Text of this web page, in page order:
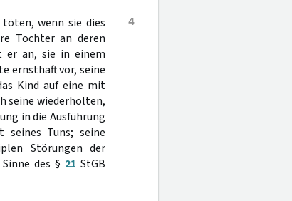
4
töten, wenn sie dies
Tochter an deren
er an, sie in einem
ernsthaft vor, seine
Kind auf eine mit
seine wiederholten,
in die Ausführung
Tuns; seine
Störungen der
des § 21 StGB